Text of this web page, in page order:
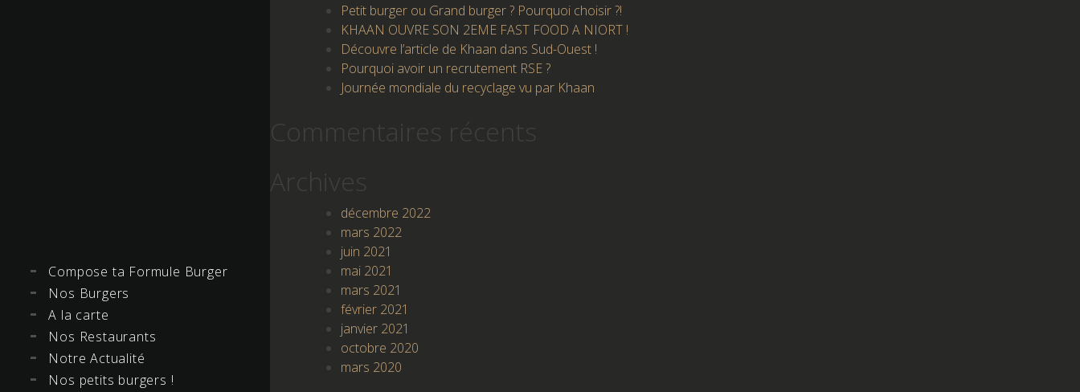
Compose ta Formule Burger
Nos Burgers
A la carte
Nos Restaurants
Notre Actualité
Nos petits burgers !
Petit burger ou Grand burger ? Pourquoi choisir ?!
KHAAN OUVRE SON 2EME FAST FOOD A NIORT !
Découvre l’article de Khaan dans Sud-Ouest !
Pourquoi avoir un recrutement RSE ?
Journée mondiale du recyclage vu par Khaan
Commentaires récents
Archives
décembre 2022
mars 2022
juin 2021
mai 2021
mars 2021
février 2021
janvier 2021
octobre 2020
mars 2020